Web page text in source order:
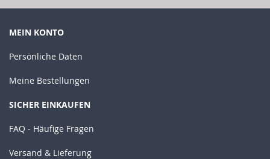
MEIN KONTO
Persönliche Daten
Meine Bestellungen
SICHER EINKAUFEN
FAQ - Häufige Fragen
Versand & Lieferung